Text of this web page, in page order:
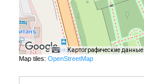
Картографические данные
Map tiles: OpenStreetMap